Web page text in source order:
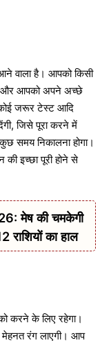
वाला है। आपको किसी
और आपको अपने अच्छे
जरूर टेस्ट आदि
जिसे पूरा करने में
समय निकालना होगा।
इच्छा पूरी होने से
मेष की चमकेगी
राशियों का हाल
करने के लिए रहेगा।
रंग लाएगी। आप